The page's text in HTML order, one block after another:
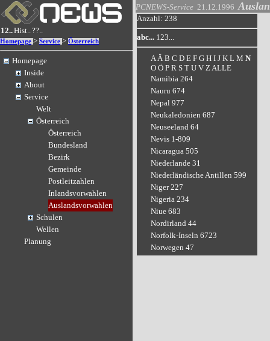
12..Hist..??..
Homepage > Service > Österreich
Homepage
Inside
About
Service
Welt
Österreich
Österreich
Bundesland
Bezirk
Gemeinde
Postleitzahlen
Inlandsvorwahlen
Auslandsvorwahlen
Schulen
Wellen
Planung
PCNEWS-Service 21.12.1996
Anzahl: 238
abc... 123...
A Ä B C D E F G H I J K L M N
O Ö P R S T U V Z ALLE
Namibia 264
Nauru 674
Nepal 977
Neukaledonien 687
Neuseeland 64
Nevis 1-809
Nicaragua 505
Niederlande 31
Niederländische Antillen 599
Niger 227
Nigeria 234
Niue 683
Nordirland 44
Norfolk-Inseln 6723
Norwegen 47